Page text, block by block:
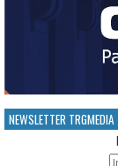
NEWSLETTER TRGMEDIA